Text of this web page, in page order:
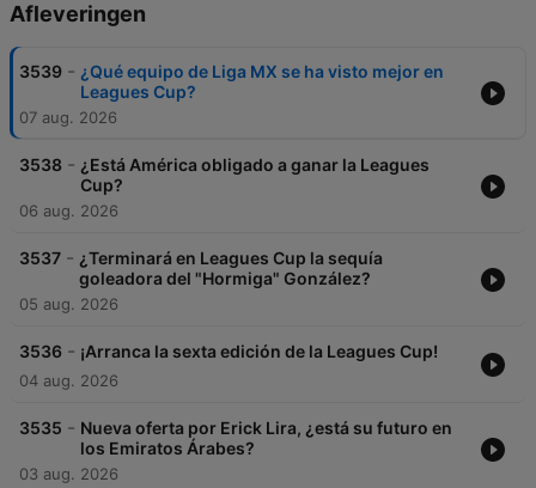
Afleveringen
3539 - ¿Qué equipo de Liga MX se ha visto mejor en
Leagues Cup?
07 aug. 2026
3538 - ¿Está América obligado a ganar la Leagues
Cup?
06 aug. 2026
3537 - ¿Terminará en Leagues Cup la sequía
goleadora del "Hormiga" González?
05 aug. 2026
3536 - ¡Arranca la sexta edición de la Leagues Cup!
04 aug. 2026
3535 - Nueva oferta por Erick Lira, ¿está su futuro en
los Emiratos Árabes?
03 aug. 2026